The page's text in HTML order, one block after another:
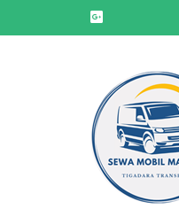
ke